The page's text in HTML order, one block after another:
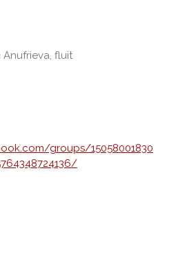
Anufrieva, fluit
groups/15058001830